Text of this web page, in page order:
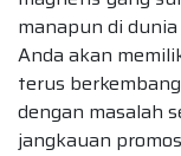
manapun di
Anda akan
terus
dengan masalah
jangkauan